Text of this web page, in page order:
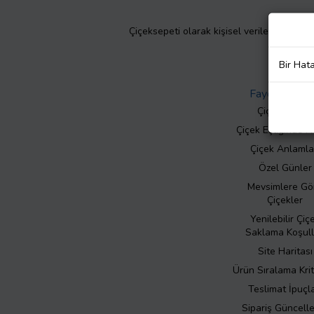
Çiçeksepeti olarak kişisel verilerinizin
Faydalı Bilgiler
Çiçek Bakımı
Çiçek Eşliğinde
Çiçek
Özel Günler
Mevsimlere
Çiçekler
Yenilebilir
Saklama
Site Haritası
Ürün Sıralama
Teslimat
Sipariş
Bir